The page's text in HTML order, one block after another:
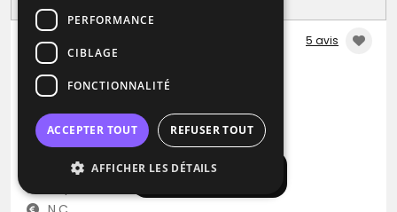
Afficher la carte
5 avis
DJ
T.S Event
Disco RNB Variété Internationale
Champtoceaux (49)
PERFORMANCE
CIBLAGE
FONCTIONNALITÉ
ACCEPTER TOUT REFUSER TOUT
AFFICHER LES DÉTAILS